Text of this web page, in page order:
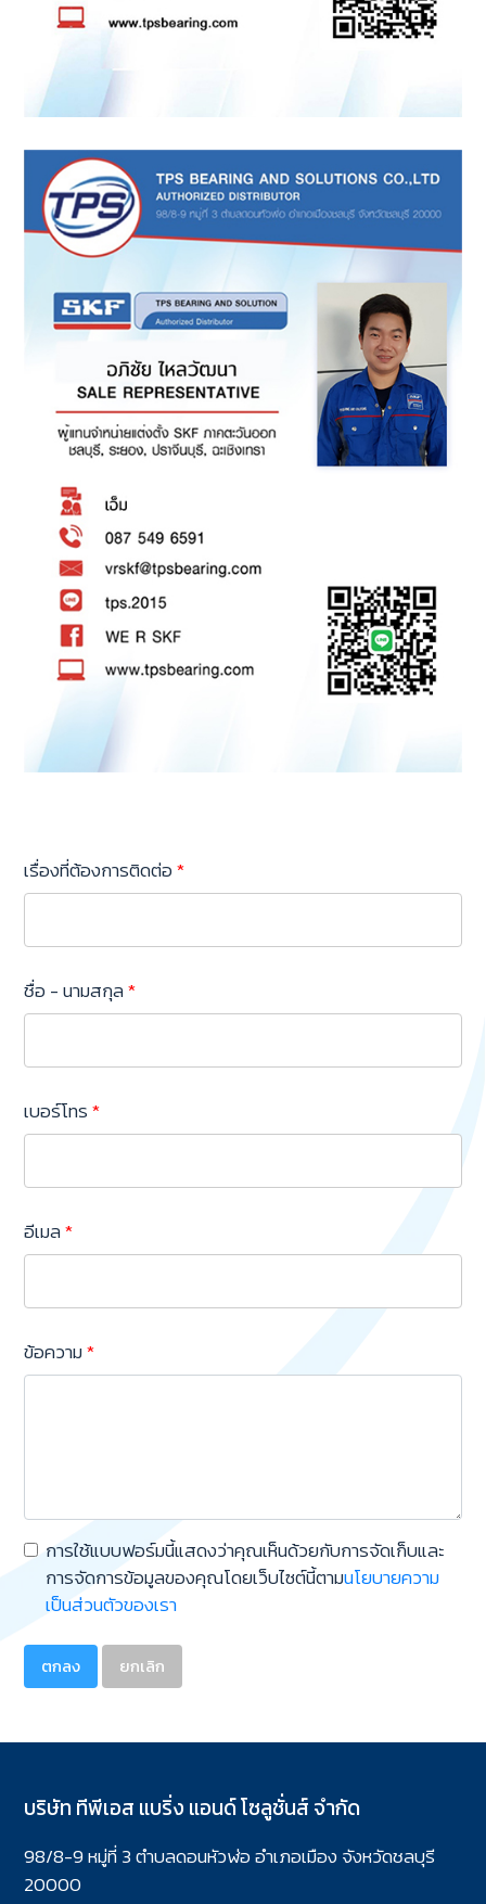
เรื่องที่ต้องการติดต่อ*
ชื่อ - นามสกุล*
เบอร์โทร*
อีเมล*
ข้อความ*
การใช้แบบฟอร์มนี้แสดงว่าคุณเห็นด้วยกับการจัดเก็บและ
การจัดการข้อมูลของคุณโดยเว็บไซต์นี้ตามนโยบายความ
เป็นส่วนตัวของเรา
ตกลง ยกเลิก
บริษัท ทีพีเอส แบริ่ง แอนด์ โซลูชั่นส์ จำกัด
98/8-9 หมู่ที่ 3 ตำบลดอนหัวฬ่อ อำเภอเมือง จังหวัดชลบุรี
20000